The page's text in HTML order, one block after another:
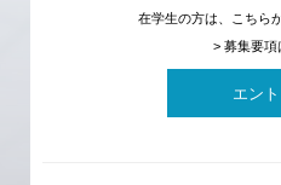
在学生の方は、こちら
> 募集要項
エン